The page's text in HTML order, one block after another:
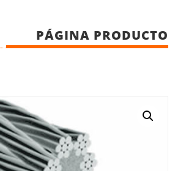
PÁGINA PRODUCTO